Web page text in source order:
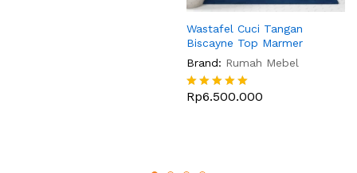
Wastafel Cuci Tangan
Biscayne Top Marmer
Brand: Rumah Mebel
Dinilai
Rp6.500.000